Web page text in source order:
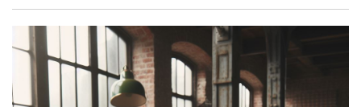
novembre 2022
octobre 2022
septembre 2022
août 2022